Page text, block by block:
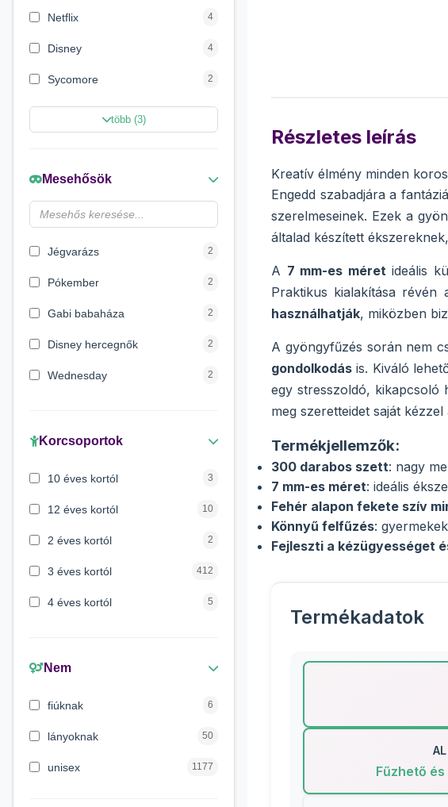
Netflix 4
Disney 4
Sycomore 2
Marvel Szuperhősök 2
Beauty World
Creative Line 2
több (3)
Mesehősök
Jégvarázs 2
Pókember 2
Gabi babaháza 2
Disney hercegnők 2
Wednesday 2
Verdák 1
Korcsoportok
10 éves kortól 3
12 éves kortól 10
2 éves kortól 2
3 éves kortól 412
4 éves kortól 5
6 éves kortól 428
Nem
fiúknak 6
lányoknak 50
unisex 1177
Részletes leírás
Kreatív élmény minden
Engedd szabadjára a
szerelmeseinek. Ezek a
általad készített
A 7 mm-es méretideális
Praktikus kialakítása
használhatják, miközben
A gyöngyfűzés során nem
gondolkodás is. Kiváló
egy stresszoldó, kikapcsoló
meg szeretteidet saját
Termékjellemzők:
300 darabos szett: nagy
7 mm-es méret: ideális
Fehér alapon fekete szív
Könnyű felfűzés:
Fejleszti a kézügyességet
Termékadatok
Fűzhető